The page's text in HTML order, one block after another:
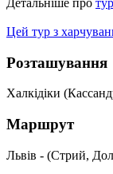
Цей тур з
Розташування
Халкідіки
Маршрут
Львів - (Стрий,